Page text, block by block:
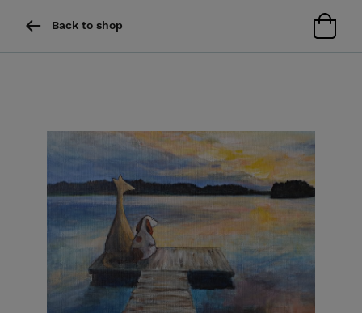
Back to shop